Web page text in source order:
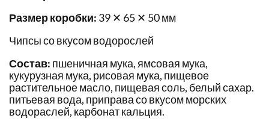
Размер коробки: 39 ✕ 65 ✕ 50 мм
Чипсы со вкусом водорослей
Состав: пшеничная мука, ямсовая мука,
кукурузная мука, рисовая мука, пищевое
растительное масло, пищевая соль, белый сахар.
питьевая вода, приправа со вкусом морских
водораслей, карбонат кальция.